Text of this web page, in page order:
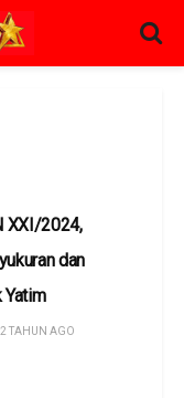
XXI/2024,
dan
Yatim
2 TAHUN AGO